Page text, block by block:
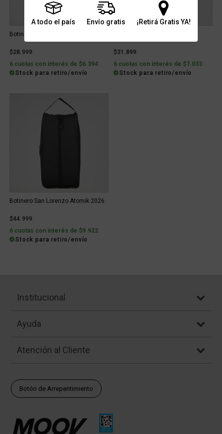
A todo el país Envío gratis ¡Retirá Gratis YA!
Botinero Fútbol Atomik Shoes bag
$28.999
6 cuotas con interés de $6.394
Stock para retiro/envío
$31.899
6 cuotas con interés de $7.033
Stock para retiro/envío
Botinero San Lorenzo Atomik 2026
$44.999
6 cuotas con interés de $9.922
Stock para retiro/envío
Institucional
Ayuda
Atención al Cliente
Botón de Arrepentimiento